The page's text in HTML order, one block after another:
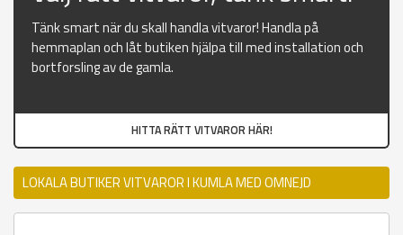
Tänk smart när du skall handla vitvaror! Handla på
hemmaplan och låt butiken hjälpa till med installation och
bortforsling av de gamla.
HITTA RÄTT VITVAROR HÄR!
LOKALA BUTIKER VITVAROR I KUMLA MED OMNEJD